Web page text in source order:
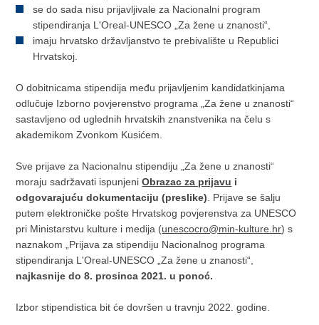
se do sada nisu prijavljivale za Nacionalni program
stipendiranja L'Oreal-UNESCO „Za žene u znanosti“,
imaju hrvatsko državljanstvo te prebivalište u Republici
Hrvatskoj.
O dobitnicama stipendija među prijavljenim kandidatkinjama
odlučuje Izborno povjerenstvo programa „Za žene u znanosti“
sastavljeno od uglednih hrvatskih znanstvenika na čelu s
akademikom Zvonkom Kusićem.
Sve prijave za Nacionalnu stipendiju „Za žene u znanosti“
moraju sadržavati ispunjeniObrazac za prijavu i
odgovarajuću dokumentaciju (preslike) . Prijave se šalju
putem elektroničke pošte Hrvatskog povjerenstva za UNESCO
pri Ministarstvu kulture i medija (unescocro@min-kulture.hr) s
naznakom „Prijava za stipendiju Nacionalnog programa
stipendiranja L'Oreal-UNESCO „Za žene u znanosti“,
najkasnije do 8. prosinca 2021. u ponoć.
Izbor stipendistica bit će dovršen u travnju 2022. godine.